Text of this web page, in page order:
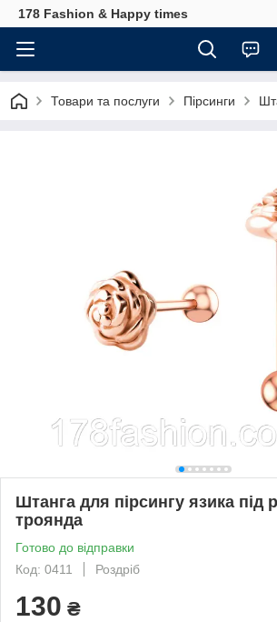
178 Fashion & Happy times
Товари та послуги Пірсинги
Штанга для пірсингу язика під
троянда
Готово до відправки
Код: 0411
Роздріб
130 ₴